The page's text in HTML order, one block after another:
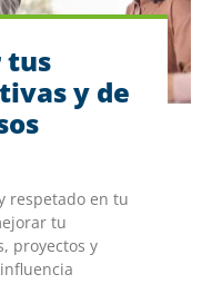
tus
y de
respetado en tu
tu
proyectos y